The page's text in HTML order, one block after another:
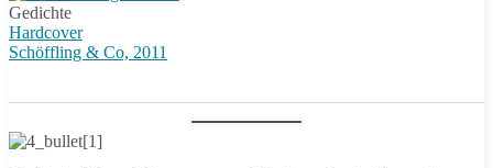
Gedichte
Hardcover
Schöffling & Co, 2011